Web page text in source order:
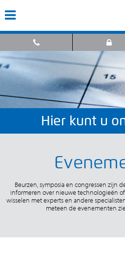
Hier kunt u
Beurzen, symposia en congressen zijn
informeren over nieuwe technologieën
wisselen met experts en andere
meteen de evenementen